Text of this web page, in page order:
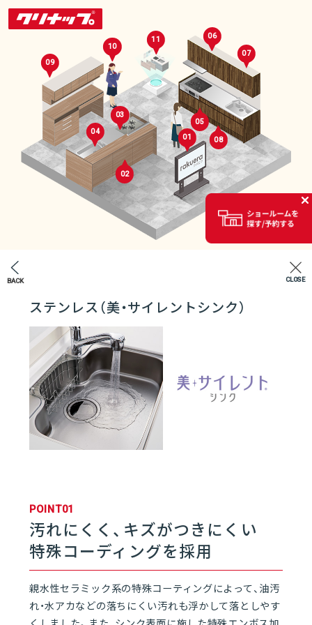
エントランス
キッチン | rakuera
01 rakueraとは
02 キッチンレイアウト
04 シンク
ステンレス（美・サイレントシンク）
POINT01
汚れにくく、キズがつきにくい
特殊コーディングを採用
親水性セラミック系の特殊コーティングによって、油汚
れ・水アカなどの落ちにくい汚れも浮かして落としやす
BACK CLOSE
06
07
セレクトルーム
01
02
03
04
05
06
07
08
09
10
11